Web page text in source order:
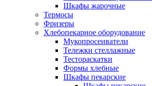
Шкафы жарочные
Термосы
Фризеры
Хлебопекарное оборудование
Мукопросеиватели
Тележки стеллажные
Тестораскатки
Формы хлебные
Шкафы пекарские